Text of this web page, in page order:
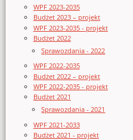
WPF 2023-2035
Budżet 2023 – projekt
WPF 2023-2035 - projekt
Budżet 2022
Sprawozdania - 2022
WPF 2022-2035
Budżet 2022 – projekt
WPF 2022-2035 - projekt
Budżet 2021
Sprawozdania - 2021
WPF 2021-2033
Budżet 2021 - projekt